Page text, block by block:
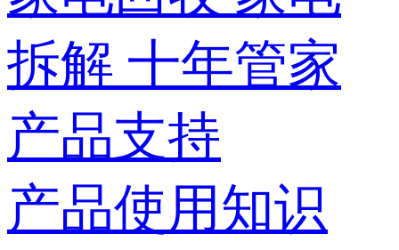
拆解 十年管家
产品支持
产品使用知识